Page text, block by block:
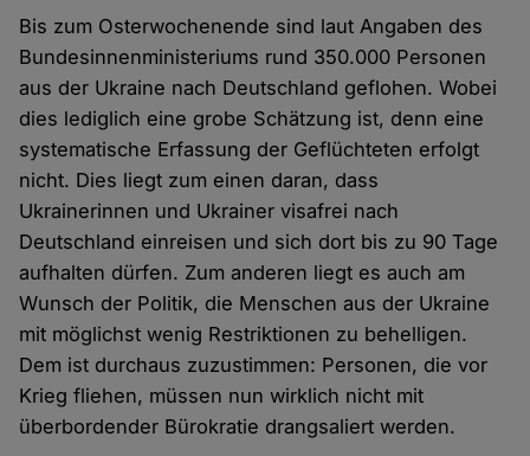
Bis zum Osterwochenende sind laut Angaben des
Bundesinnenministeriums rund 350.000 Personen
aus der Ukraine nach Deutschland geflohen. Wobei
dies lediglich eine grobe Schätzung ist, denn eine
systematische Erfassung der Geflüchteten erfolgt
nicht. Dies liegt zum einen daran, dass
Ukrainerinnen und Ukrainer visafrei nach
Deutschland einreisen und sich dort bis zu 90 Tage
aufhalten dürfen. Zum anderen liegt es auch am
Wunsch der Politik, die Menschen aus der Ukraine
mit möglichst wenig Restriktionen zu behelligen.
Dem ist durchaus zuzustimmen: Personen, die vor
Krieg fliehen, müssen nun wirklich nicht mit
überbordender Bürokratie drangsaliert werden.